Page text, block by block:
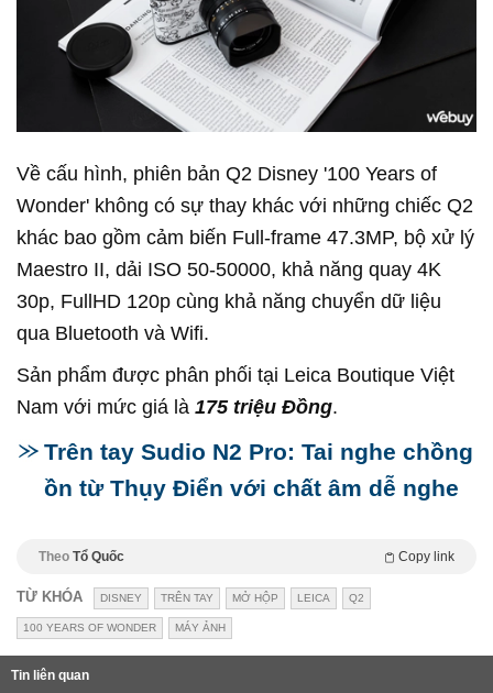
Về cấu hình, phiên bản Q2 Disney '100 Years of
Wonder' không có sự thay khác với những chiếc Q2
khác bao gồm cảm biến Full-frame 47.3MP, bộ xử lý
Maestro II, dải ISO 50-50000, khả năng quay 4K
30p, FullHD 120p cùng khả năng chuyển dữ liệu
qua Bluetooth và Wifi.
Sản phẩm được phân phối tại Leica Boutique Việt
Nam với mức giá là 175 triệu Đồng.
Trên tay Sudio N2 Pro: Tai nghe chồng
ồn từ Thụy Điển với chất âm dễ nghe
Theo Tổ Quốc Copy link
TỪ KHÓA DISNEY TRÊN TAY MỞ HỘP LEICA Q2
100 YEARS OF WONDER MÁY ẢNH
Tin liên quan